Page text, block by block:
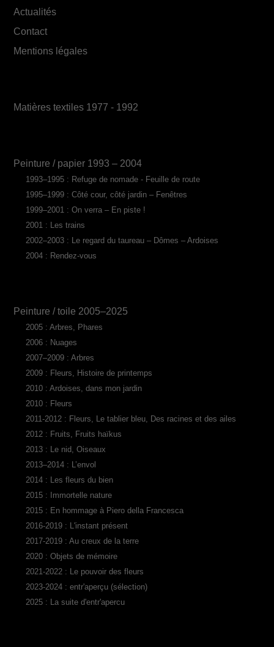
Actualités
Contact
Mentions légales
Matières textiles 1977 - 1992
Peinture / papier 1993 – 2004
1993–1995 : Refuge de nomade - Feuille de route
1995–1999 : Côté cour, côté jardin – Fenêtres
1999–2001 : On verra – En piste !
2001 : Les trains
2002–2003 : Le regard du taureau – Dômes – Ardoises
2004 : Rendez-vous
Peinture / toile 2005–2025
2005 : Arbres, Phares
2006 : Nuages
2007–2009 : Arbres
2009 : Fleurs, Histoire de printemps
2010 : Ardoises, dans mon jardin
2010 : Fleurs
2011-2012 : Fleurs, Le tablier bleu, Des racines et des ailes
2012 : Fruits, Fruits haïkus
2013 : Le nid, Oiseaux
2013–2014 : L’envol
2014 : Les fleurs du bien
2015 : Immortelle nature
2015 : En hommage à Piero della Francesca
2016-2019 : L'instant présent
2017-2019 : Au creux de la terre
2020 : Objets de mémoire
2021-2022 : Le pouvoir des fleurs
2023-2024 : entr'aperçu (sélection)
2025 : La suite d'entr'apercu